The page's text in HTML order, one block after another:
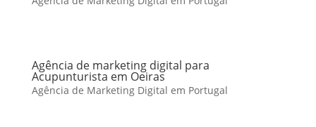
Agência de marketing digital para
Acupunturista em Oeiras
Agência de Marketing Digital em Portugal